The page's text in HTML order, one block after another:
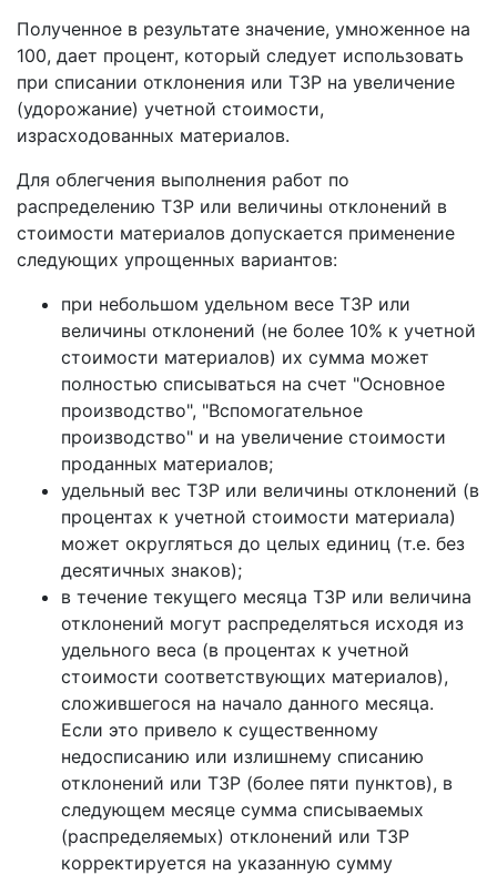
Полученное в результате значение, умноженное на
100, дает процент, который следует использовать
при списании отклонения или ТЗР на увеличение
(удорожание) учетной стоимости,
израсходованных материалов.
Для облегчения выполнения работ по
распределению ТЗР или величины отклонений в
стоимости материалов допускается применение
следующих упрощенных вариантов:
при небольшом удельном весе ТЗР или
величины отклонений (не более 10% к учетной
стоимости материалов) их сумма может
полностью списываться на счет "Основное
производство", "Вспомогательное
производство" и на увеличение стоимости
проданных материалов;
удельный вес ТЗР или величины отклонений (в
процентах к учетной стоимости материала)
может округляться до целых единиц (т.е. без
десятичных знаков);
в течение текущего месяца ТЗР или величина
отклонений могут распределяться исходя из
удельного веса (в процентах к учетной
стоимости соответствующих материалов),
сложившегося на начало данного месяца.
Если это привело к существенному
недосписанию или излишнему списанию
отклонений или ТЗР (более пяти пунктов), в
следующем месяце сумма списываемых
(распределяемых) отклонений или ТЗР
корректируется на указанную сумму